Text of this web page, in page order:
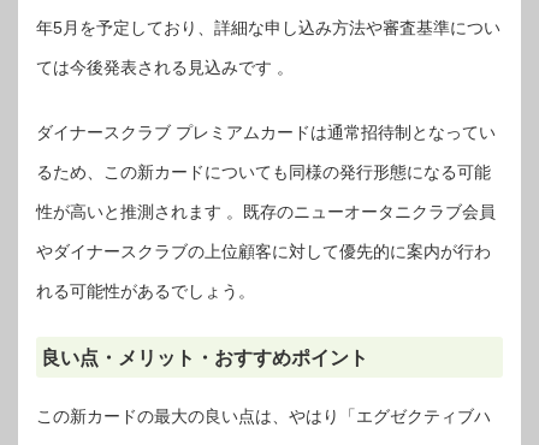
年5月を予定しており、詳細な申し込み方法や審査基準につい
ては今後発表される見込みです 。
ダイナースクラブ プレミアムカードは通常招待制となってい
るため、この新カードについても同様の発行形態になる可能
性が高いと推測されます 。既存のニューオータニクラブ会員
やダイナースクラブの上位顧客に対して優先的に案内が行わ
れる可能性があるでしょう。
良い点・メリット・おすすめポイント
この新カードの最大の良い点は、やはり「エグゼクティブハ